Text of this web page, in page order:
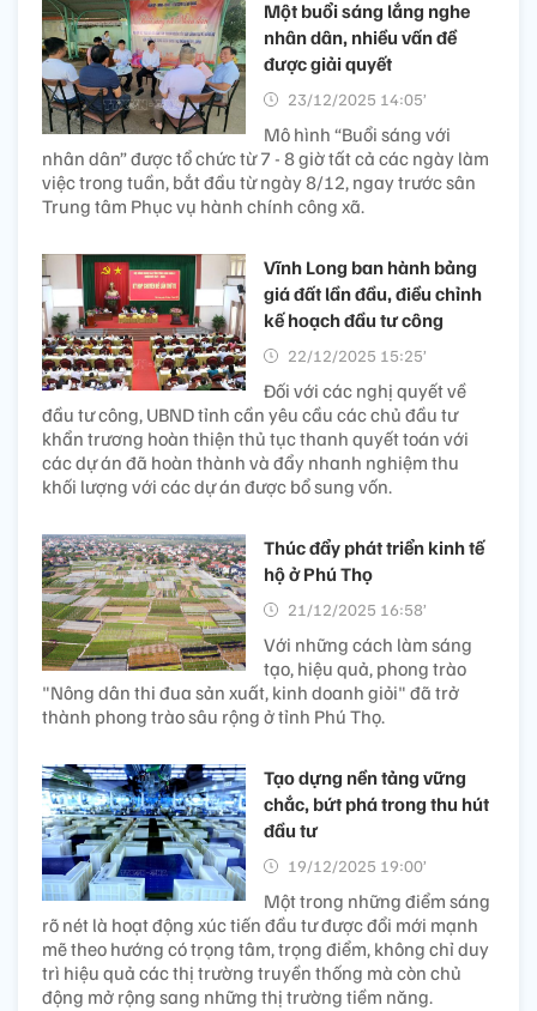
Một buổi sáng lắng nghe
nhân dân, nhiều vấn đề
được giải quyết
23/12/2025 14:05’
Mô hình “Buổi sáng với
nhân dân” được tổ chức từ 7 - 8 giờ tất cả các ngày làm
việc trong tuần, bắt đầu từ ngày 8/12, ngay trước sân
Trung tâm Phục vụ hành chính công xã.
Vĩnh Long ban hành bảng
giá đất lần đầu, điều chỉnh
kế hoạch đầu tư công
22/12/2025 15:25’
Đối với các nghị quyết về
đầu tư công, UBND tỉnh cần yêu cầu các chủ đầu tư
khẩn trương hoàn thiện thủ tục thanh quyết toán với
các dự án đã hoàn thành và đẩy nhanh nghiệm thu
khối lượng với các dự án được bổ sung vốn.
Thúc đẩy phát triển kinh tế
hộ ở Phú Thọ
21/12/2025 16:58’
Với những cách làm sáng
tạo, hiệu quả, phong trào
"Nông dân thi đua sản xuất, kinh doanh giỏi" đã trở
thành phong trào sâu rộng ở tỉnh Phú Thọ.
Tạo dựng nền tảng vững
chắc, bứt phá trong thu hút
đầu tư
19/12/2025 19:00’
Một trong những điểm sáng
rõ nét là hoạt động xúc tiến đầu tư được đổi mới mạnh
mẽ theo hướng có trọng tâm, trọng điểm, không chỉ duy
trì hiệu quả các thị trường truyền thống mà còn chủ
động mở rộng sang những thị trường tiềm năng.